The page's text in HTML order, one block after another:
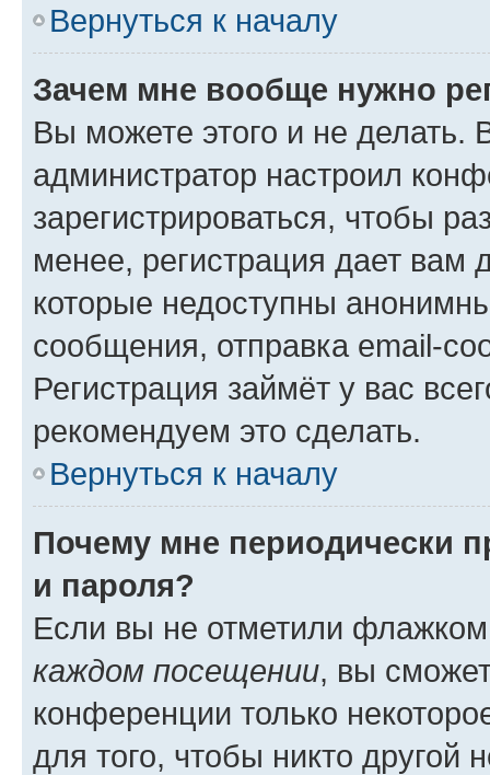
Вернуться к началу
Зачем мне вообще нужно
Вы можете этого и не делать.
администратор настроил
зарегистрироваться, чтобы
менее, регистрация дает вам
которые недоступны
сообщения, отправка email-
Регистрация займёт у вас
рекомендуем это сделать.
Вернуться к началу
Почему мне периодически
и пароля?
Если вы не отметили
каждом посещении, вы
конференции только
для того, чтобы никто другой